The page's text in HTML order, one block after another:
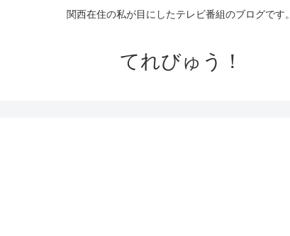
関西在住の私が目にしたテレビ番組のブログです。
てれびゅう！